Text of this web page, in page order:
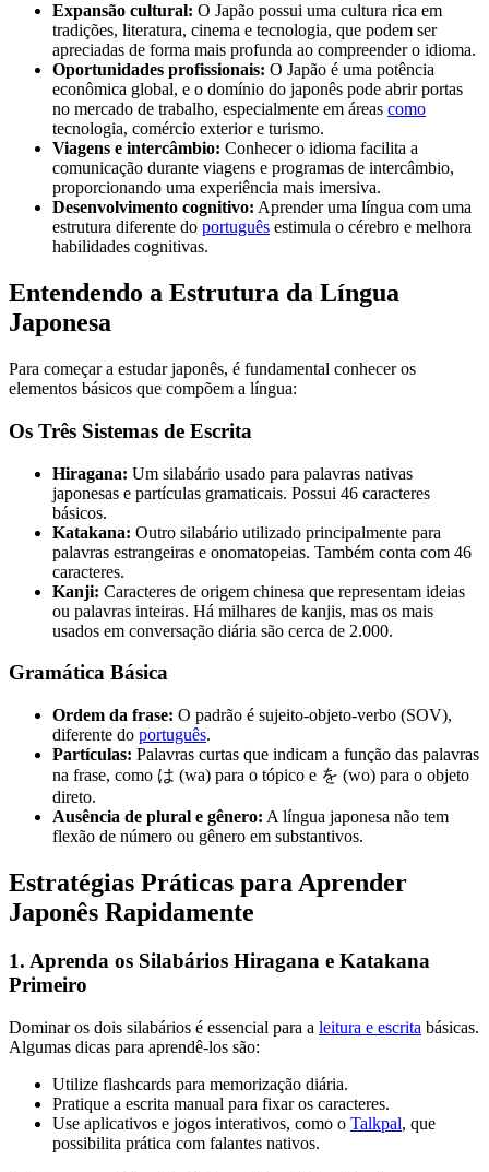
Expansão cultural: O Japão possui uma cultura rica em
tradições, literatura, cinema e tecnologia, que podem ser
apreciadas de forma mais profunda ao compreender o idioma.
Oportunidades profissionais: O Japão é uma potência
econômica global, e o domínio do japonês pode abrir portas
no mercado de trabalho, especialmente em áreas como
tecnologia, comércio exterior e turismo.
Viagens e intercâmbio: Conhecer o idioma facilita a
comunicação durante viagens e programas de intercâmbio,
proporcionando uma experiência mais imersiva.
Desenvolvimento cognitivo: Aprender uma língua com uma
estrutura diferente do português estimula o cérebro e melhora
habilidades cognitivas.
Entendendo a Estrutura da Língua
Japonesa
Para começar a estudar japonês, é fundamental conhecer os
elementos básicos que compõem a língua:
Os Três Sistemas de Escrita
Hiragana: Um silabário usado para palavras nativas
japonesas e partículas gramaticais. Possui 46 caracteres
básicos.
Katakana: Outro silabário utilizado principalmente para
palavras estrangeiras e onomatopeias. Também conta com 46
caracteres.
Kanji: Caracteres de origem chinesa que representam ideias
ou palavras inteiras. Há milhares de kanjis, mas os mais
usados em conversação diária são cerca de 2.000.
Gramática Básica
Ordem da frase: O padrão é sujeito-objeto-verbo (SOV),
diferente do português.
Partículas: Palavras curtas que indicam a função das palavras
na frase, como は (wa) para o tópico e を (wo) para o objeto
direto.
Ausência de plural e gênero: A língua japonesa não tem
flexão de número ou gênero em substantivos.
Estratégias Práticas para Aprender
Japonês Rapidamente
1. Aprenda os Silabários Hiragana e Katakana
Primeiro
Dominar os dois silabários é essencial para a leitura e escrita básicas.
Algumas dicas para aprendê-los são:
Utilize flashcards para memorização diária.
Pratique a escrita manual para fixar os caracteres.
Use aplicativos e jogos interativos, como o Talkpal, que
possibilita prática com falantes nativos.